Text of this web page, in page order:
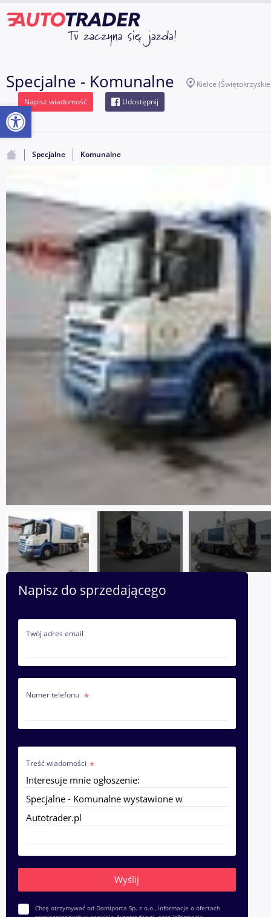
Specjalne - Komunalne Kielce
Napisz wiadomość
Udostępnij
Specjalne Komunalne
Napisz do sprzedającego
Twój adres email
Numer telefonu
Treść wiadomości
Chcę otrzymywać od Domiporta Sp. z o.o., informacje o ofertach
Otwórz pasek narzędzi